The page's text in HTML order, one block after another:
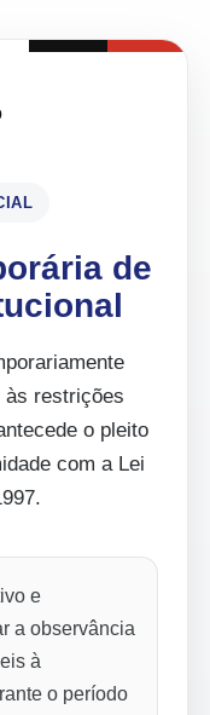
de
às restrições
o pleito
com a Lei
e
a observância
à
o período